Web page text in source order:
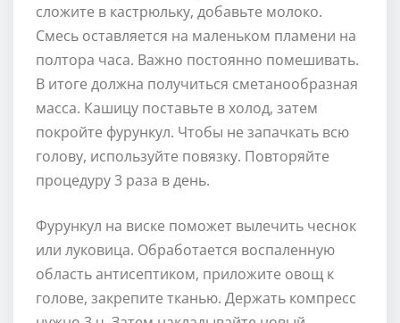
сложите в кастрюльку, добавьте молоко.
Смесь оставляется на маленьком пламени на
полтора часа. Важно постоянно помешивать.
В итоге должна получиться сметанообразная
масса. Кашицу поставьте в холод, затем
покройте фурункул. Чтобы не запачкать всю
голову, используйте повязку. Повторяйте
процедуру 3 раза в день.
Фурункул на виске поможет вылечить чеснок
или луковица. Обработается воспаленную
область антисептиком, приложите овощ к
голове, закрепите тканью. Держать компресс